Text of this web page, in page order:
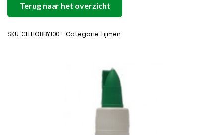
Terug naar het overzicht
SKU: CLLHOBBY100 - Categorie: Lijmen